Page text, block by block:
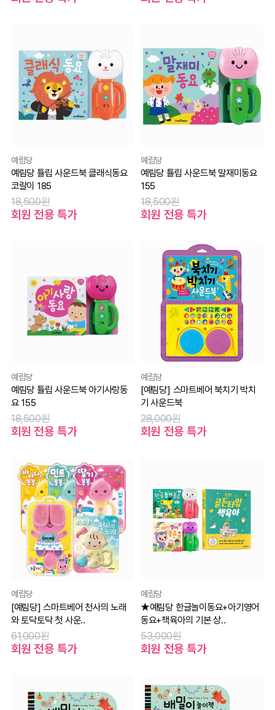
예림당
예림당 튤립 사운드북 클래식동요
코랄이 185
18,500원
회원 전용 특가
예림당
예림당 튤립 사운드북 말재미동요
155
18,500원
회원 전용 특가
예림당
예림당 튤립 사운드북 아기사랑동
요 155
18,500원
회원 전용 특가
예림당
[예림당] 스마트베어 북치기 박치
기 사운드북
28,000원
회원 전용 특가
예림당
[예림당] 스마트베어 천사의 노래
와 토닥토닥 첫 사운..
61,000원
회원 전용 특가
예림당
★예림당 한글놀이동요+아기영어
동요+책육아의 기본 상..
53,000원
회원 전용 특가